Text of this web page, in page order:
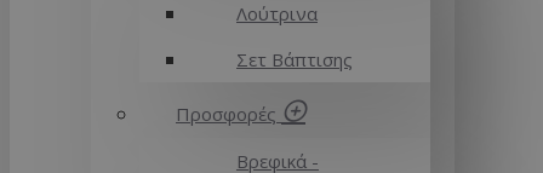
Λούτρινα
Σετ Βάπτισης
Προσφορές
Βρεφικά -